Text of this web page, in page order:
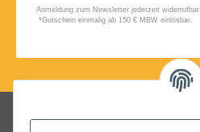
Folgt uns auf